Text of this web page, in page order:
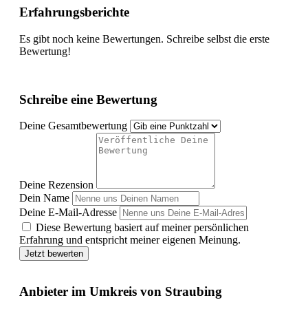
Erfahrungsberichte
Es gibt noch keine Bewertungen. Schreibe selbst die erste
Bewertung!
Schreibe eine Bewertung
Deine Gesamtbewertung
Deine Rezension
Dein Name
Deine E-Mail-Adresse
Diese Bewertung basiert auf meiner persönlichen
Erfahrung und entspricht meiner eigenen Meinung.
Jetzt bewerten
Anbieter im Umkreis von Straubing